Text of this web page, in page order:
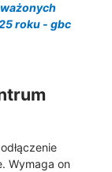
roku - gbc
Wymaga on